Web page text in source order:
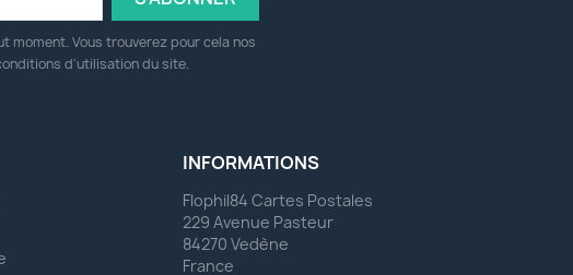
moment. Vous trouverez pour cela nos
d'utilisation du site.
INFORMATIONS
Flophil84 Cartes Postales
229 Avenue Pasteur
84270 Vedène
France